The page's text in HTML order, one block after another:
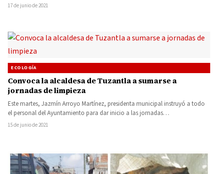
17 de junio de 2021
ECOLOGÍA
Convoca la alcaldesa de Tuzantla a sumarse a
jornadas de limpieza
Este martes, Jazmín Arroyo Martínez, presidenta municipal instruyó a todo
el personal del Ayuntamiento para dar inicio a las jornadas…
15 de junio de 2021